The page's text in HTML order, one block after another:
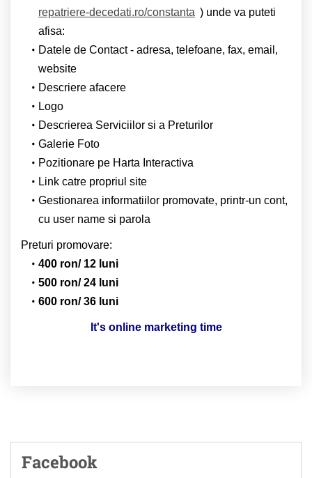
repatriere-decedati.ro/constanta ) unde va puteti
afisa:
Datele de Contact - adresa, telefoane, fax, email,
website
Descriere afacere
Logo
Descrierea Serviciilor si a Preturilor
Galerie Foto
Pozitionare pe Harta Interactiva
Link catre propriul site
Gestionarea informatiilor promovate, printr-un cont,
cu user name si parola
Preturi promovare:
400 ron/ 12 luni
500 ron/ 24 luni
600 ron/ 36 luni
It's online marketing time
Facebook